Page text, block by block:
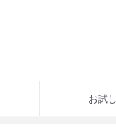
お試